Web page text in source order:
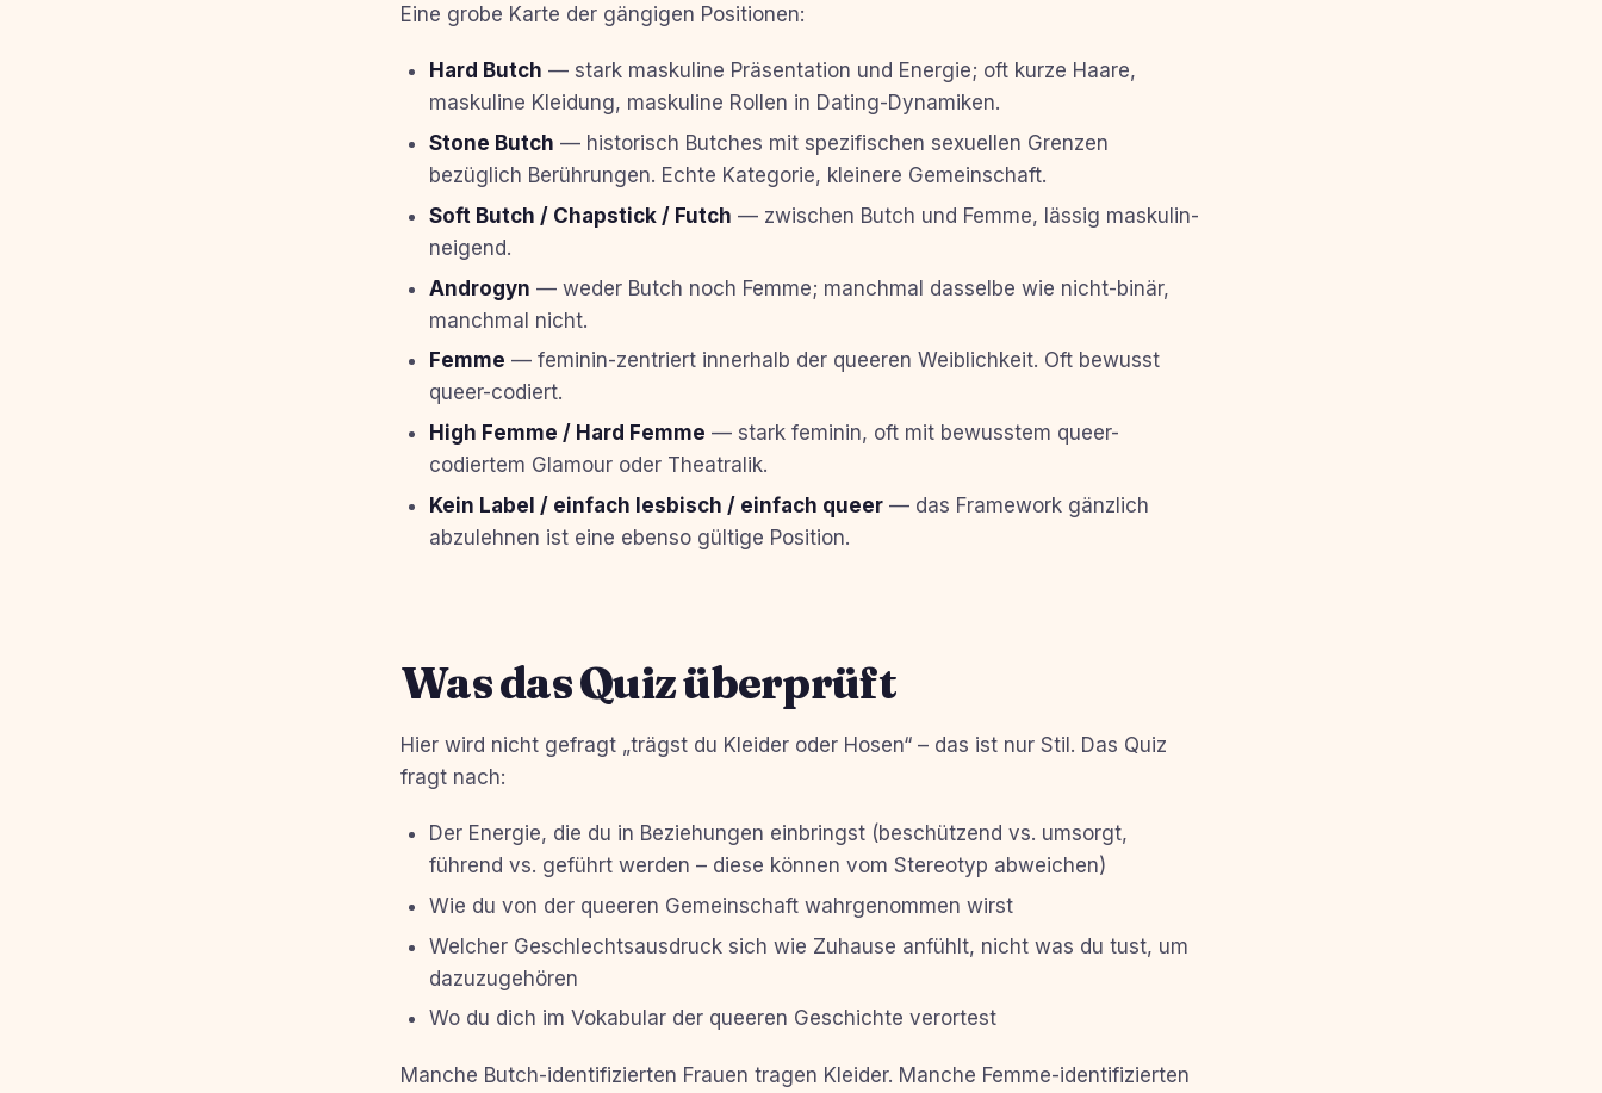
Eine grobe Karte der gängigen Positionen:
Hard Butch — stark maskuline Präsentation und Energie; oft kurze Haare,
maskuline Kleidung, maskuline Rollen in Dating-Dynamiken.
Stone Butch — historisch Butches mit spezifischen sexuellen Grenzen
bezüglich Berührungen. Echte Kategorie, kleinere Gemeinschaft.
Soft Butch / Chapstick / Futch — zwischen Butch und Femme, lässig maskulin-
neigend.
Androgyn — weder Butch noch Femme; manchmal dasselbe wie nicht-binär,
manchmal nicht.
Femme — feminin-zentriert innerhalb der queeren Weiblichkeit. Oft bewusst
queer-codiert.
High Femme / Hard Femme — stark feminin, oft mit bewusstem queer-
codiertem Glamour oder Theatralik.
Kein Label / einfach lesbisch / einfach queer— das Framework gänzlich
abzulehnen ist eine ebenso gültige Position.
Was das Quiz überprüft
Hier wird nicht gefragt „trägst du Kleider oder Hosen“ – das ist nur Stil. Das Quiz
fragt nach:
Der Energie, die du in Beziehungen einbringst (beschützend vs. umsorgt,
führend vs. geführt werden – diese können vom Stereotyp abweichen)
Wie du von der queeren Gemeinschaft wahrgenommen wirst
Welcher Geschlechtsausdruck sich wie Zuhause anfühlt, nicht was du tust, um
dazuzugehören
Wo du dich im Vokabular der queeren Geschichte verortest
Manche Butch-identifizierten Frauen tragen Kleider. Manche Femme-identifizierten